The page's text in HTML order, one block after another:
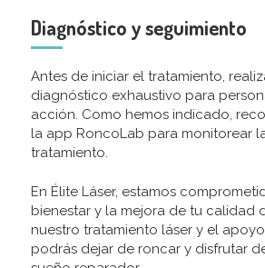
Diagnóstico y seguimiento
Antes de iniciar el tratamiento,
diagnóstico exhaustivo para
acción. Como hemos indicado,
la app RoncoLab para monitorear
tratamiento.
En Élite Láser, estamos
bienestar y la mejora de tu calidad
nuestro tratamiento láser y el
podrás dejar de roncar y disfrutar